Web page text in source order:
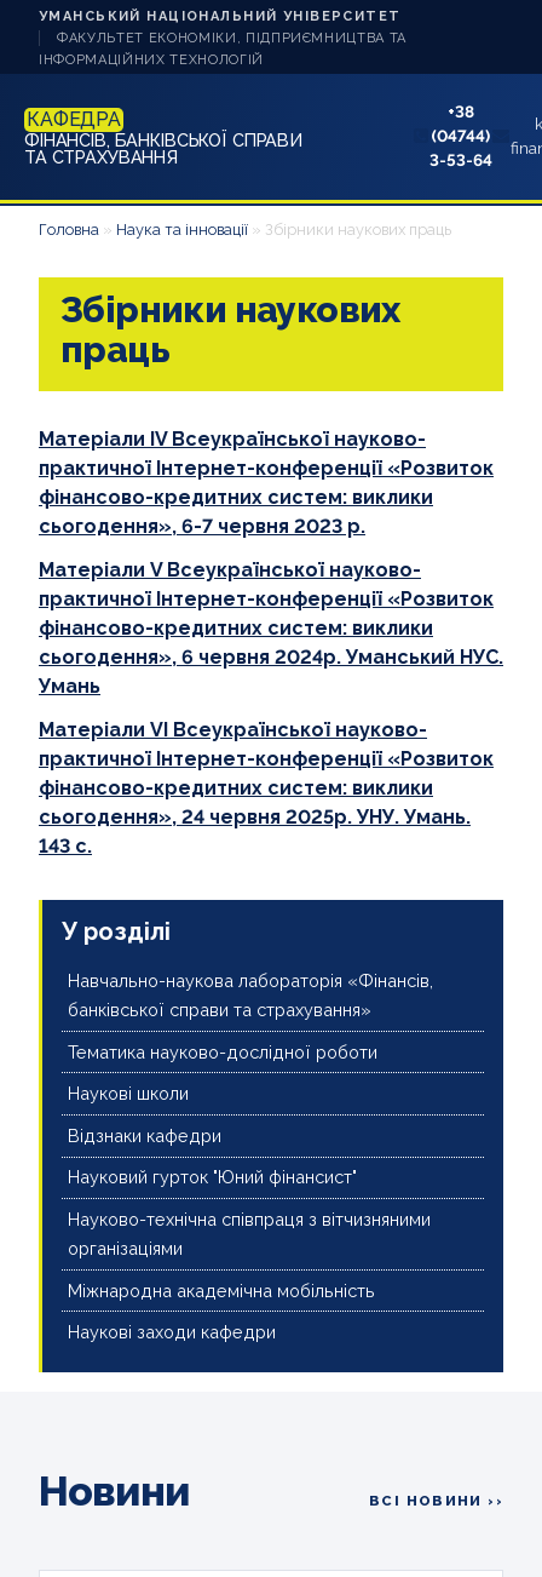
УМАНСЬКИЙ НАЦІОНАЛЬНИЙ УНІВЕРСИТЕТ
ФАКУЛЬТЕТ ЕКОНОМІКИ, ПІДПРИЄМНИЦТВА ТА
ІНФОРМАЦІЙНИХ ТЕХНОЛОГІЙ
КАФЕДРА
ФІНАНСІВ, БАНКІВСЬКОЇ СПРАВИ
ТА СТРАХУВАННЯ
+38
(04744)
3-53-64
НОВИНИ
ЗДОБУВАЧУ ОСВІТИ
АБІТУРІЄНТУ
НАУКА ТА ІННОВАЦІЇ
КОНТАКТИ
АКРЕДИТАЦІЯ
Головна » Наука та інновації » Збірники наукових праць
Збірники наукових
праць
Матеріали IV Всеукраїнської науково-
практичної Інтернет-конференції «Розвиток
фінансово-кредитних систем: виклики
сьогодення», 6-7 червня 2023 р.
Матеріали V Всеукраїнської науково-
практичної Інтернет-конференції «Розвиток
фінансово-кредитних систем: виклики
сьогодення», 6 червня 2024р. Уманський НУС.
Умань
Матеріали VІ Всеукраїнської науково-
практичної Інтернет-конференції «Розвиток
фінансово-кредитних систем: виклики
сьогодення», 24 червня 2025р. УНУ. Умань.
143 с.
У розділі
Навчально-наукова лабораторія «Фінансів,
банківської справи та страхування»
Тематика науково-дослідної роботи
Наукові школи
Відзнаки кафедри
Науковий гурток "Юний фінансист"
Науково-технічна співпраця з вітчизняними
організаціями
Міжнародна академічна мобільність
Наукові заходи кафедри
Новини ВСІ НОВИНИ ››